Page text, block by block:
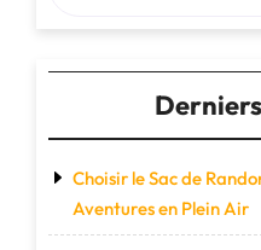
Choisir le Sac de
Aventures en Plein Air